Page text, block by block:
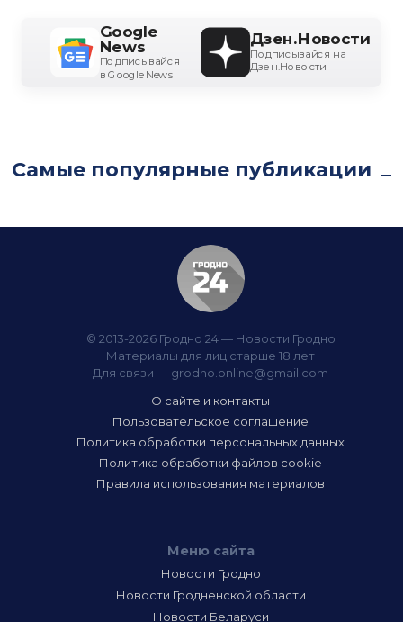
Google
News
Подписывайся
в Google News
Дзен.Новости
Подписывайся на
Дзен.Новости
Самые популярные публикации
© 2013-2026 Гродно 24 — Новости Гродно
Материалы для лиц старше 18 лет
Для связи — grodno.online@gmail.com
О сайте и контакты
Пользовательское соглашение
Политика обработки персональных данных
Политика обработки файлов cookie
Правила использования материалов
Меню сайта
Новости Гродно
Новости Гродненской области
Новости Беларуси